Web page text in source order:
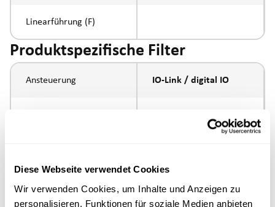
Diese Webseite verwendet Cookies
Wir verwenden Cookies, um Inhalte und Anzeigen zu
personalisieren, Funktionen für soziale Medien anbieten
Linearführung (F)
Produktspezifische Filter
Ansteuerung IO-Link / digital IO
Kolbenstangen-
Anbindung
Aussengewinde
M16x1.5